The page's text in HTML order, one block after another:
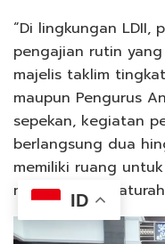
“Di lingkungan LDII,
pengajian rutin
majelis taklim
maupun Pengurus
sepekan, kegiatan
berlangsung dua
memiliki ruang
mempererat
ID